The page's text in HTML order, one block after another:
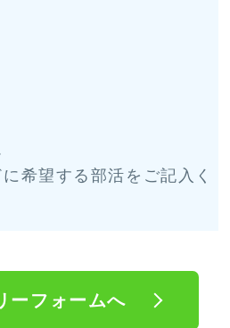
希望する部活をご記入く
ーフォームへ